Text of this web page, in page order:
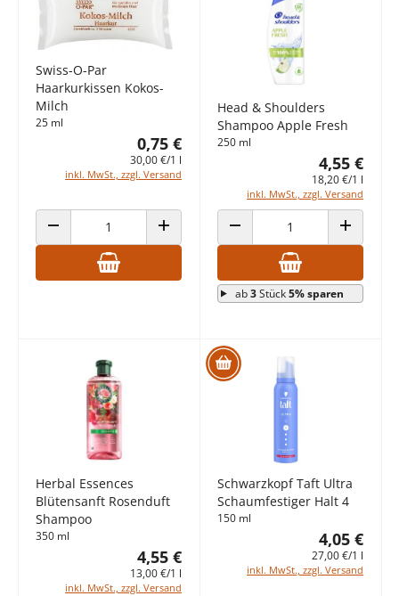
Swiss-O-Par
Haarkurkissen Kokos-
Milch
25 ml
0,75 €
30,00 €/1 l
inkl. MwSt., zzgl. Versand
ANZAHL VERRINGERN ANZAHL ERHÖHEN
Head & Shoulders
Shampoo Apple Fresh
250 ml
4,55 €
18,20 €/1 l
inkl. MwSt., zzgl. Versand
ANZAHL VERRINGERN ANZAHL
ab3Stück5% sparen
Herbal Essences
Blütensanft Rosenduft
Shampoo
350 ml
4,55 €
13,00 €/1 l
inkl. MwSt., zzgl. Versand
Schwarzkopf Taft Ultra
Schaumfestiger Halt 4
150 ml
4,05 €
27,00 €/1 l
inkl. MwSt., zzgl. Versand